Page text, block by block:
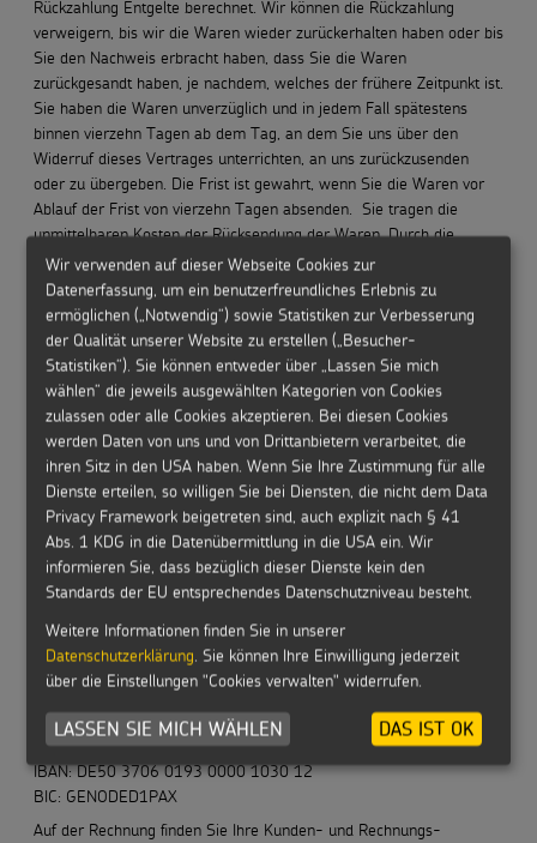
Rückzahlung Entgelte berechnet. Wir können die Rückzahlung
verweigern, bis wir die Waren wieder zurückerhalten haben oder bis
Sie den Nachweis erbracht haben, dass Sie die Waren
zurückgesandt haben, je nachdem, welches der frühere Zeitpunkt ist.
Sie haben die Waren unverzüglich und in jedem Fall spätestens
binnen vierzehn Tagen ab dem Tag, an dem Sie uns über den
Widerruf dieses Vertrages unterrichten, an uns zurückzusenden
oder zu übergeben. Die Frist ist gewahrt, wenn Sie die Waren vor
Ablauf der Frist von vierzehn Tagen absenden. Sie tragen die
unmittelbaren Kosten der Rücksendung der Waren. Durch die
Verwendung des Retourenscheins entstehen Ihnen keine Kosten. Sie
müssen für einen etwaigen Wertverlust der Waren nur aufkommen,
wenn dieser Wertverlust auf einen zur Prüfung der Beschaffenheit,
Eigenschaften und Funktionsweise der Waren nicht notwendigen
Umgang mit ihnen zurückzuführen ist.
Ende der Widerrufsbelehrung
Anschrift für Warenrücksendungen:
Senden Sie Retouren bitte an:
Schiffer Service GmbH
c/o Kindermissionswerk ‘Die Sternsinger‘ e.V.
Retoure
Im Straßer Feld 12
52134 Herzogenrath
Fälligkeit und Zahlung:
Die Lieferung der Waren erfolgt gegen Rechnung. Bitte überweisen
Sie den Rechnungsbetrag innerhalb der angegebenen Frist auf
unser Konto:
Pax-Bank eG
IBAN: DE50 3706 0193 0000 1030 12
BIC: GENODED1PAX
Auf der Rechnung finden Sie Ihre Kunden- und Rechnungs-
Wir verwenden auf dieser Webseite Cookies zur
Datenerfassung, um ein benutzerfreundliches Erlebnis zu
ermöglichen („Notwendig“) sowie Statistiken zur Verbesserung
der Qualität unserer Website zu erstellen („Besucher-
Statistiken“). Sie können entweder über „Lassen Sie mich
wählen“ die jeweils ausgewählten Kategorien von Cookies
zulassen oder alle Cookies akzeptieren. Bei diesen Cookies
werden Daten von uns und von Drittanbietern verarbeitet, die
ihren Sitz in den USA haben. Wenn Sie Ihre Zustimmung für alle
Dienste erteilen, so willigen Sie bei Diensten, die nicht dem Data
Privacy Framework beigetreten sind, auch explizit nach § 41
Abs. 1 KDG in die Datenübermittlung in die USA ein. Wir
informieren Sie, dass bezüglich dieser Dienste kein den
Standards der EU entsprechendes Datenschutzniveau besteht.
Weitere Informationen finden Sie in unserer
Datenschutzerklärung. Sie können Ihre Einwilligung jederzeit
über die Einstellungen "Cookies verwalten" widerrufen.
LASSEN SIE MICH WÄHLEN DAS IST OK